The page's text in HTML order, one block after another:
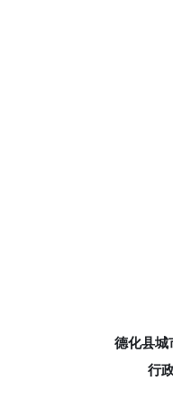
德化县城
行